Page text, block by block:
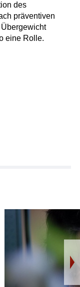
des
präventiven
eine Rolle.